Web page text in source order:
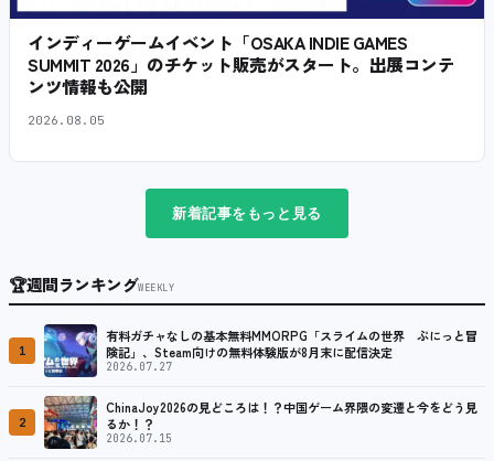
インディーゲームイベント「OSAKA INDIE GAMES
SUMMIT 2026」のチケット販売がスタート。出展コンテ
ンツ情報も公開
2026.08.05
新着記事をもっと見る
🏆週間ランキングWEEKLY
1
有料ガチャなしの基本無料MMORPG「スライムの世界 ぷにっと冒
険記」、Steam向けの無料体験版が8月末に配信決定
2026.07.27
2
ChinaJoy2026の見どころは！？中国ゲーム界隈の変遷と今をどう見
るか！？
2026.07.15